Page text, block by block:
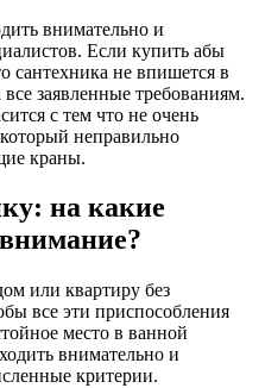
внимательно и
Если купить абы
сантехника не впишется в
все заявленные требованиям.
с тем что не очень
неправильно
краны.
на какие
или квартиру без
все эти приспособления
место в ванной
внимательно и
критерии.